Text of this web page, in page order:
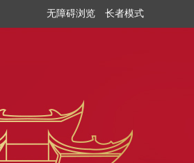
无障碍浏览 长者模式